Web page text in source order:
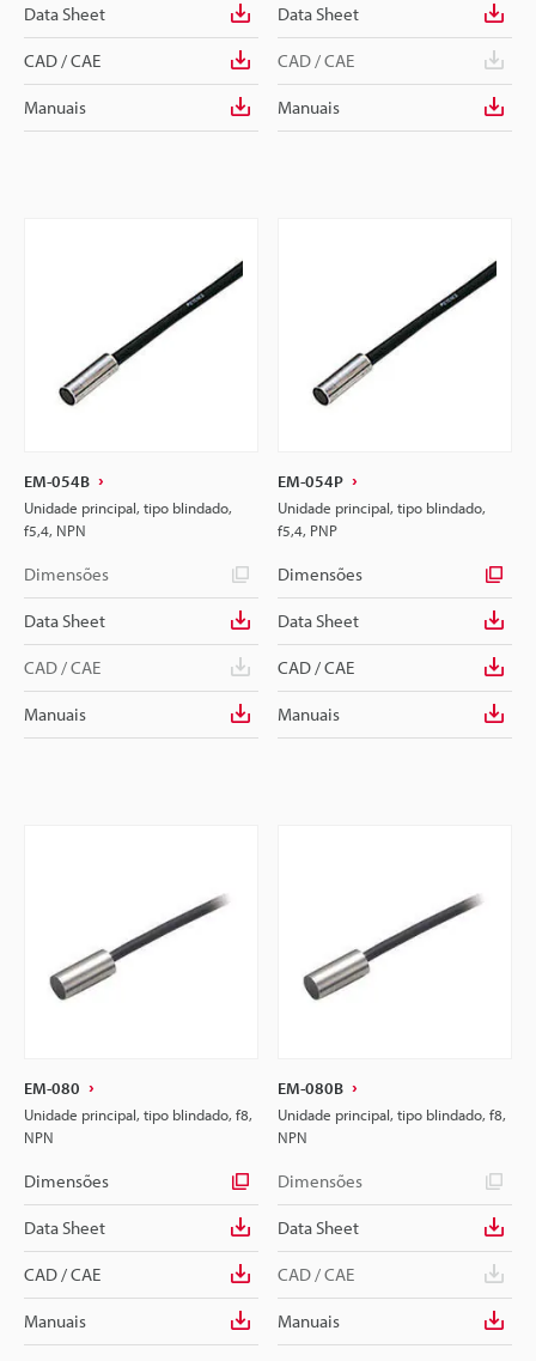
Data Sheet
CAD / CAE
Manuais
Data Sheet
CAD / CAE
Manuais
EM-054B
Unidade principal, tipo blindado,
f5,4, NPN
Dimensões
Data Sheet
CAD / CAE
Manuais
EM-054P
Unidade principal, tipo blindado,
f5,4, PNP
Dimensões
Data Sheet
CAD / CAE
Manuais
EM-080
Unidade principal, tipo blindado, f8,
NPN
Dimensões
Data Sheet
CAD / CAE
Manuais
EM-080B
Unidade principal, tipo blindado, f8,
NPN
Dimensões
Data Sheet
CAD / CAE
Manuais